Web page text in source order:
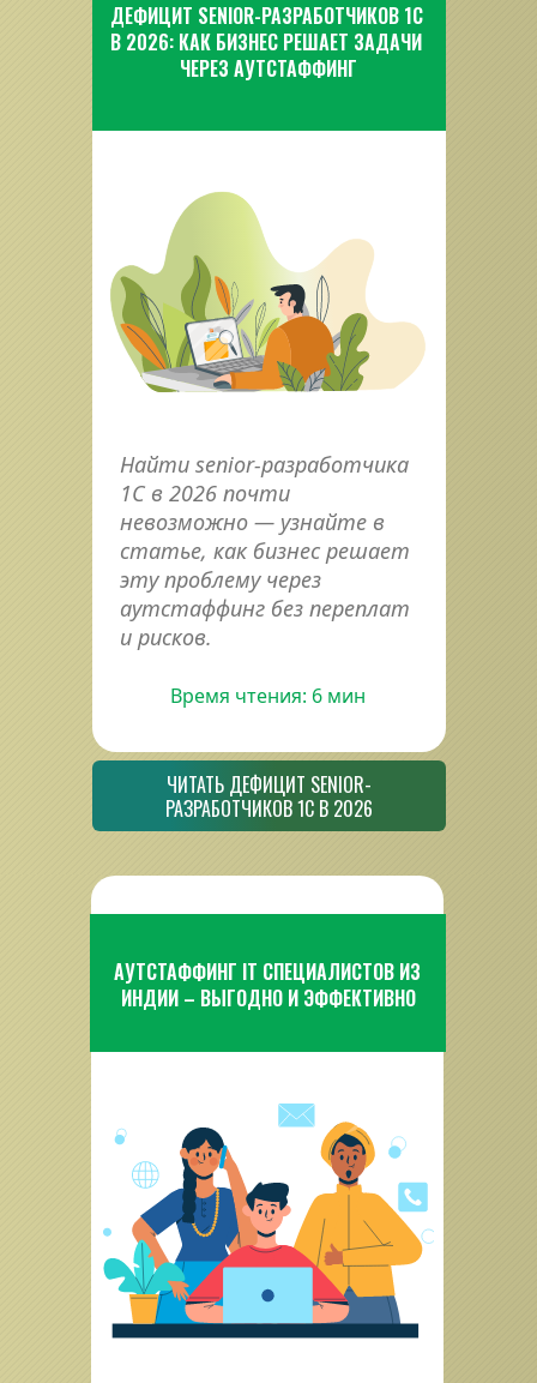
ДЕФИЦИТ SENIOR-РАЗРАБОТЧИКОВ 1С
В 2026: КАК БИЗНЕС РЕШАЕТ ЗАДАЧИ
ЧЕРЕЗ АУТСТАФФИНГ
Найти senior-разработчика
1С в 2026 почти
невозможно — узнайте в
статье, как бизнес решает
эту проблему через
аутстаффинг без переплат
и рисков.
ЧИТАТЬ ДЕФИЦИТ SENIOR-
РАЗРАБОТЧИКОВ 1С В 2026
Время чтения: 6 мин
АУТСТАФФИНГ IT СПЕЦИАЛИСТОВ ИЗ
ИНДИИ – ВЫГОДНО И ЭФФЕКТИВНО